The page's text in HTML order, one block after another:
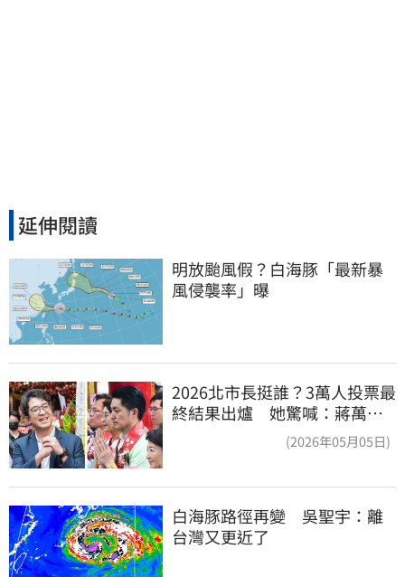
延伸閱讀
明放颱風假？白海豚「最新暴
風侵襲率」曝
2026北市長挺誰？3萬人投票最
終結果出爐 她驚喊：蔣萬安
(2026年05月05日)
白海豚路徑再變　吳聖宇：離
台灣又更近了